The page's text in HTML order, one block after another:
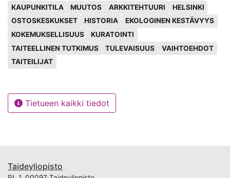
KAUPUNKITILA MUUTOS ARKKITEHTUURI
HELSINKI
OSTOSKESKUKSET
HISTORIA
EKOLOGINEN KESTÄVYYS
KOKEMUKSELLISUUS
KURATOINTI
TAITEELLINEN TUTKIMUS
TULEVAISUUS
VAIHTOEHDOT
TAITEILIJAT
Tietueen kaikki tiedot
Taideyliopisto